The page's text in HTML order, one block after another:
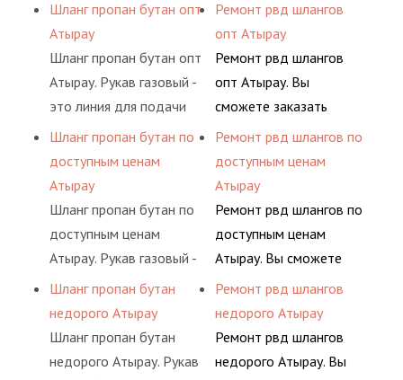
определенными
элементами системы.
воздуха и различных
типов сжиженного газа
(кислород, аргон, метан,
пропан, бутан,
определенными
элементами системы.
Шланг пропан бутан опт
Атырау
Шланг пропан бутан опт
Атырау. Рукав газовый -
это линия для подачи
сжатого воздуха и
различных типов
сжиженного газа
(кислород, аргон, метан,
пропан, бутан,
ацетилен) между
элементами системы.
Шланг пропан бутан по
доступным ценам
Атырау
Шланг пропан бутан по
доступным ценам
Атырау. Рукав газовый -
это линия для подачи
сжатого воздуха и
различных типов
сжиженного газа
Шланг пропан бутан
недорого Атырау
Шланг пропан бутан
недорого Атырау. Рукав
гидросистем Вашего
предприятия.
основе либо на
условиях
долговременного
комплексного
гидросистем Вашего
предприятия.
Ремонт рвд шлангов
опт Атырау
Ремонт рвд шлангов
опт Атырау. Вы
сможете заказать
сервис РВД на разовой
основе либо на
условиях
долговременного
комплексного
обслуживания
предприятия.
Ремонт рвд шлангов по
доступным ценам
Атырау
Ремонт рвд шлангов по
доступным ценам
Атырау. Вы сможете
заказать сервис РВД на
разовой основе либо на
условиях
долговременного
Ремонт рвд шлангов
недорого Атырау
Ремонт рвд шлангов
недорого Атырау. Вы